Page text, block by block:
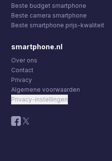
Beste budget smartphone
Beste camera smartphone
Beste smartphone prijs-kwaliteit
smartphone.nl
Over ons
Contact
Privacy
Algemene voorwaarden
Privacy-instellingen